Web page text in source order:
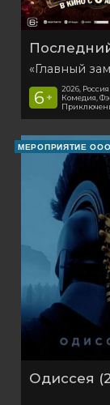
«Главный
6 +
2026, Россия
Комедия,
МЕРОПРИЯТИЕ
Одиссея